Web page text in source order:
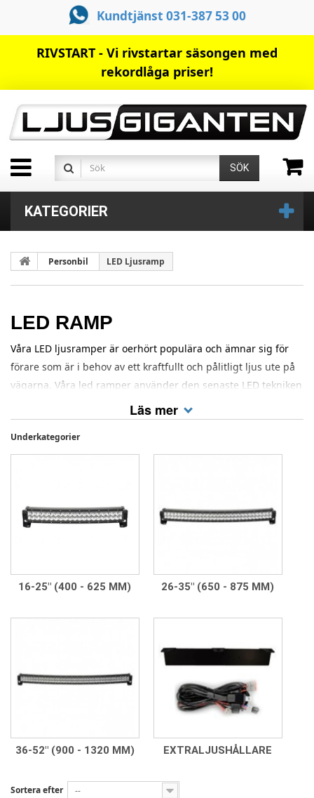
Kundtjänst 031-387 53 00
RIVSTART - Vi rivstartar säsongen med
rekordlåga priser!
SÖK
KATEGORIER
Personbil LED Ljusramp
LED RAMP
Våra LED ljusramper är oerhört populära och ämnar sig för
förare som är i behov av ett kraftfullt och pålitligt ljus ute på
vägarna. Våra led ramper använder den senaste LED tekniken
med noggrant utvalda komponenter och original dioder från
amerikanska Cree och tyska Osram. Detta medför att en led
ramp i vissa fall genererar uppemot 30% mer ljus än
konkurrerande extraljusramper som ser identiska ut. Besök
Läs mer
Underkategorier
16-25" (400 - 625 MM) 26-35" (650 - 875 MM)
36-52" (900 - 1320 MM) EXTRALJUSHÅLLARE
Sortera efter --